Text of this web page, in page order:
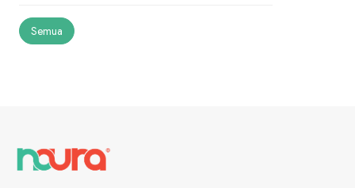
Semua